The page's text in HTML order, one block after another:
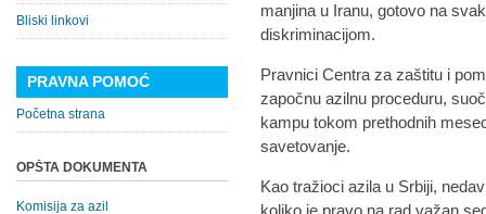
manjina u Iranu, gotovo na
diskriminacijom.
Pravnici Centra za zaštitu i
započnu azilnu proceduru,
kampu tokom prethodnih
savetovanje.
Kao tražioci azila u Srbiji,
koliko je pravo na rad važan
Bliski linkovi
PRAVNA POMOĆ
Početna strana
OPŠTA DOKUMENTA
Komisija za azil